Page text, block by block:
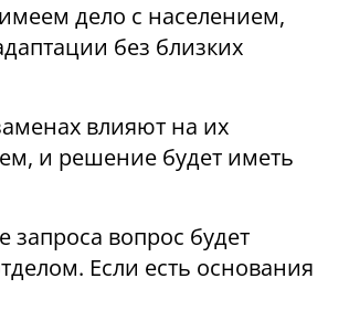
дело с населением,
без близких
влияют на их
и решение будет иметь
вопрос будет
Если есть основания